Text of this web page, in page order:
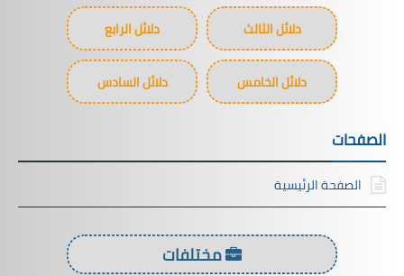
دلائل الثالث دلائل الرابع
دلائل الخامس دلائل السادس
الصفحات
الصفحة الرئيسية
مختلفات